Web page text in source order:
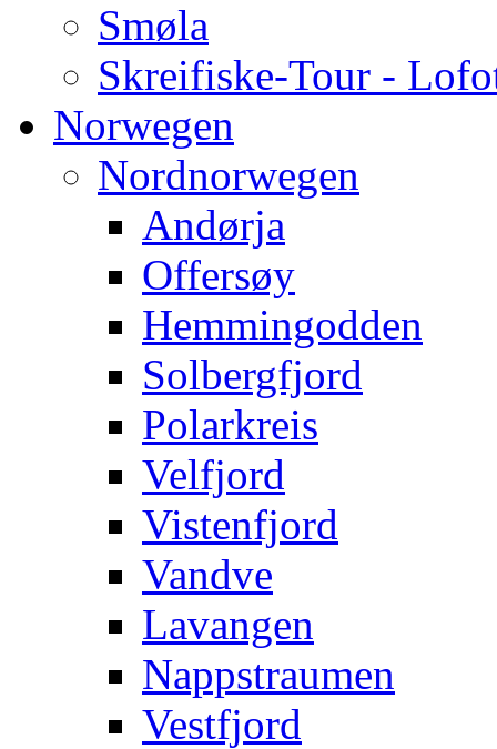
Smøla
Skreifiske-Tour -
Norwegen
Nordnorwegen
Andørja
Offersøy
Hemmingodden
Solbergfjord
Polarkreis
Velfjord
Vistenfjord
Vandve
Lavangen
Nappstraumen
Vestfjord